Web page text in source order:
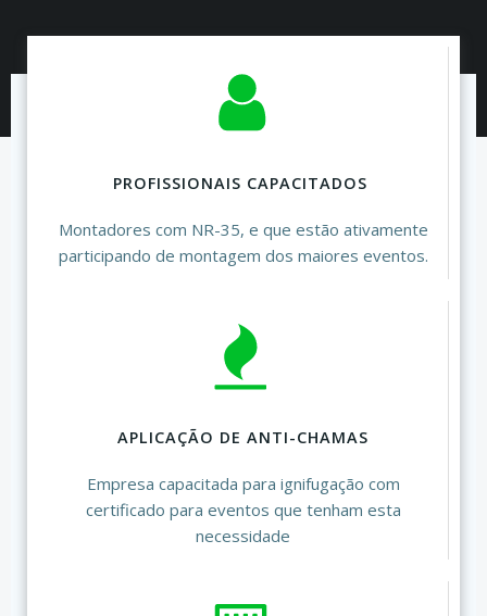
PROFISSIONAIS CAPACITADOS
Montadores com NR-35, e que estão ativamente
participando de montagem dos maiores eventos.
APLICAÇÃO DE ANTI-CHAMAS
Empresa capacitada para ignifugação com
certificado para eventos que tenham esta
necessidade